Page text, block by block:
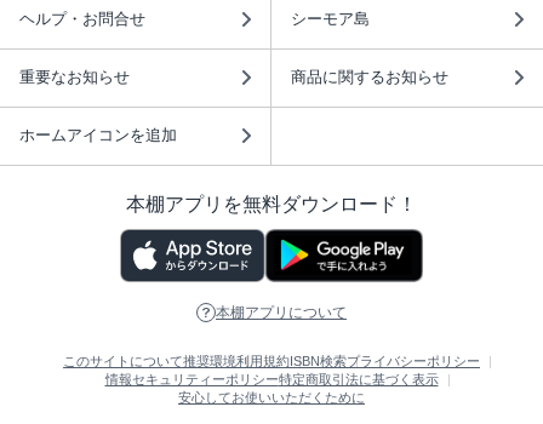
ヘルプ・お問合せ シーモア島
重要なお知らせ 商品に関するお知らせ
ホームアイコンを追加
本棚アプリを無料ダウンロード！
本棚アプリについて
このサイトについて推奨環境利用規約ISBN検索プライバシーポリシー
情報セキュリティーポリシー特定商取引法に基づく表示
安心してお使いいただくために